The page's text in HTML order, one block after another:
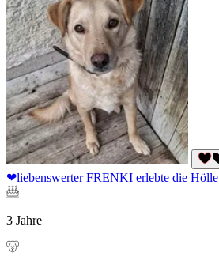
❤liebenswerter FRENKI erlebte die Hölle
3 Jahre